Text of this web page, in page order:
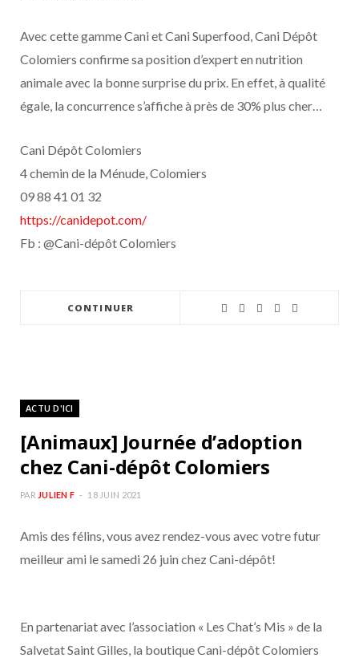
Avec cette gamme Cani et Cani Superfood, Cani Dépôt
Colomiers confirme sa position d’expert en nutrition
animale avec la bonne surprise du prix. En effet, à qualité
égale, la concurrence s’affiche à près de 30% plus cher…
Cani Dépôt Colomiers
4 chemin de la Ménude, Colomiers
09 88 41 01 32
https://canidepot.com/
Fb : @Cani-dépôt Colomiers
CONTINUER
ACTU D'ICI
[Animaux] Journée d’adoption
chez Cani-dépôt Colomiers
PAR JULIEN F 18 JUIN 2021
Amis des félins, vous avez rendez-vous avec votre futur
meilleur ami le samedi 26 juin chez Cani-dépôt!
En partenariat avec l’association « Les Chat’s Mis » de la
Salvetat Saint Gilles, la boutique Cani-dépôt Colomiers